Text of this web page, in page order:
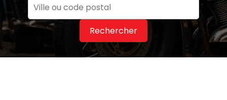
Rechercher